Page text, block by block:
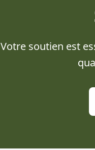
Votre soutien est